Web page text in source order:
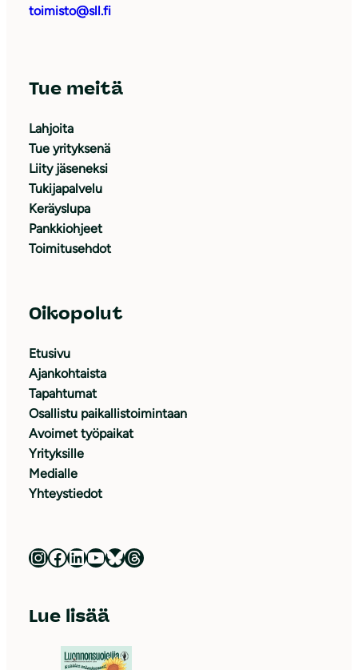
toimisto@sll.fi
Tue meitä
Lahjoita
Tue yrityksenä
Liity jäseneksi
Tukijapalvelu
Keräyslupa
Pankkiohjeet
Toimitusehdot
Oikopolut
Etusivu
Ajankohtaista
Tapahtumat
Osallistu paikallistoimintaan
Avoimet työpaikat
Yrityksille
Medialle
Yhteystiedot
Luonnonsuojeluliitto Instagramissa Luonnonsuojeluliitto Facebookissa Luonnonsuojeluliitto LinkedInissä Luonnonsuojeluliiton YouTube-kanava Luonnonsuojeluliitto Blueskyssa Luonnonsuojeluliitto Threadsissa
Lue lisää